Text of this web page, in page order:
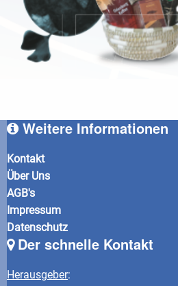
Weitere Informationen
Kontakt
Über Uns
AGB's
Impressum
Datenschutz
Der schnelle Kontakt
Herausgeber: